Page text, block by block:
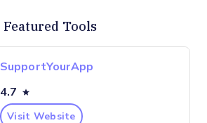
Featured Tools
SupportYourApp
4.7
Visit Website